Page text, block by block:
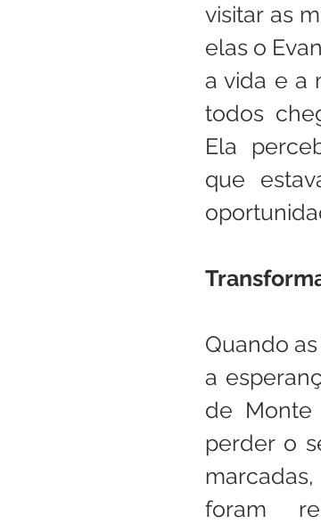
visitar as
elas o
a vida e a
todos
Ela
que
Quando
a
de Monte
perder o
foram